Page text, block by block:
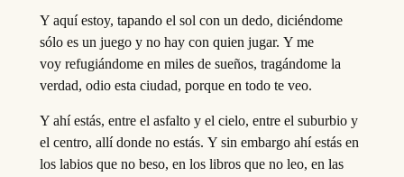
Y aquí estoy, tapando el sol con un dedo, diciéndome
sólo es un juego y no hay con quien jugar. Y me
voy refugiándome en miles de sueños, tragándome la
verdad, odio esta ciudad, porque en todo te veo.
Y ahí estás, entre el asfalto y el cielo, entre el suburbio y
el centro, allí donde no estás. Y sin embargo ahí estás en
los labios que no beso, en los libros que no leo, en las